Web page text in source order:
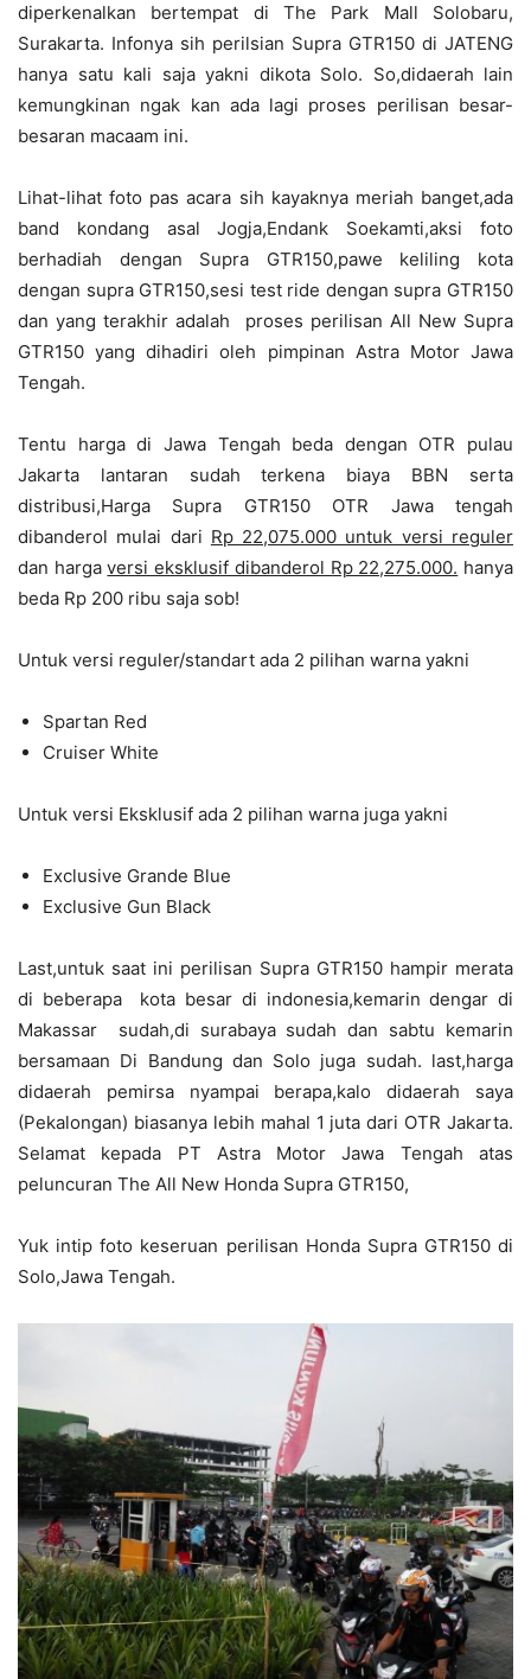
diperkenalkan bertempat di The Park Mall Solobaru,
Surakarta. Infonya sih perilsian Supra GTR150 di JATENG
hanya satu kali saja yakni dikota Solo. So,didaerah lain
kemungkinan ngak kan ada lagi proses perilisan besar-
besaran macaam ini.
Lihat-lihat foto pas acara sih kayaknya meriah banget,ada
band kondang asal Jogja,Endank Soekamti,aksi foto
berhadiah dengan Supra GTR150,pawe keliling kota
dengan supra GTR150,sesi test ride dengan supra GTR150
dan yang terakhir adalah proses perilisan All New Supra
GTR150 yang dihadiri oleh pimpinan Astra Motor Jawa
Tengah.
Tentu harga di Jawa Tengah beda dengan OTR pulau
Jakarta lantaran sudah terkena biaya BBN serta
distribusi,Harga Supra GTR150 OTR Jawa tengah
dibanderol mulai dari Rp 22,075.000 untuk versi reguler
dan hargaversi eksklusif dibanderol Rp 22,275.000. hanya
beda Rp 200 ribu saja sob!
Untuk versi reguler/standart ada 2 pilihan warna yakni
Spartan Red
Cruiser White
Untuk versi Eksklusif ada 2 pilihan warna juga yakni
Exclusive Grande Blue
Exclusive Gun Black
Last,untuk saat ini perilisan Supra GTR150 hampir merata
di beberapa kota besar di indonesia,kemarin dengar di
Makassar sudah,di surabaya sudah dan sabtu kemarin
bersamaan Di Bandung dan Solo juga sudah. last,harga
didaerah pemirsa nyampai berapa,kalo didaerah saya
(Pekalongan) biasanya lebih mahal 1 juta dari OTR Jakarta.
Selamat kepada PT Astra Motor Jawa Tengah atas
peluncuran The All New Honda Supra GTR150,
Yuk intip foto keseruan perilisan Honda Supra GTR150 di
Solo,Jawa Tengah.